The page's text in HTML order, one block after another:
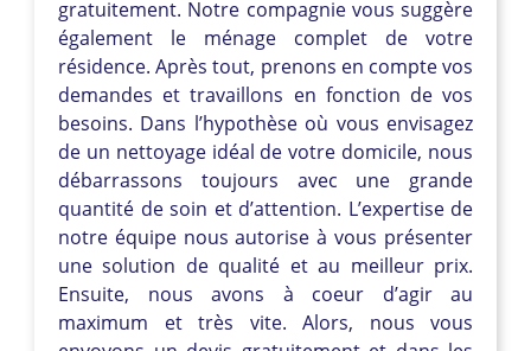
gratuitement. Notre compagnie vous suggère
également le ménage complet de votre
résidence. Après tout, prenons en compte vos
demandes et travaillons en fonction de vos
besoins. Dans l’hypothèse où vous envisagez
de un nettoyage idéal de votre domicile, nous
débarrassons toujours avec une grande
quantité de soin et d’attention. L’expertise de
notre équipe nous autorise à vous présenter
une solution de qualité et au meilleur prix.
Ensuite, nous avons à coeur d’agir au
maximum et très vite. Alors, nous vous